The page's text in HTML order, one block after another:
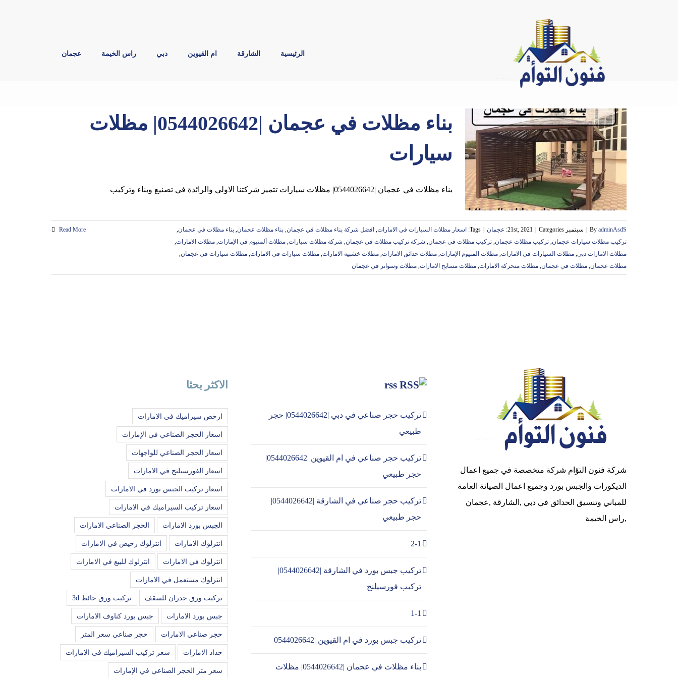
الرئيسية الشارقة ام القيوين دبي راس الخيمة عجمان
بناء مظلات في عجمان |0544026642| مظلات
سيارات
بناء مظلات في عجمان |0544026642| مظلات سيارات تتميز شركتنا الاولي والرائدة في تصنيع وبناء وتركيب
By adminAsdS سبتمبر 21st, 2021 Categories: عجمان Tags: اسعار مظلات السيارات في الامارات, افضل شركة بناء مظلات في عجمان, بناء مظلات عجمان, بناء مظلات في عجمان,
تركيب مظلات سيارات عجمان, تركيب مظلات عجمان, تركيب مظلات في عجمان, شركة تركيب مظلات في عجمان, شركة مظلات سيارات, مظلات ألمنيوم في الإمارات, مظلات الامارات,
مظلات الامارات دبي, مظلات السيارات في الامارات, مظلات المنيوم الإمارات, مظلات حدائق الامارات, مظلات خشبية الامارات, مظلات سيارات في الامارات, مظلات سيارات في عجمان,
مظلات عجمان, مظلات في عجمان, مظلات متحركة الامارات, مظلات مسابح الامارات, مظلات وسواتر في عجمان
Read More
شركة فنون التؤام شركة متخصصة في جميع اعمال
الديكورات والجبس بورد وجميع اعمال الصيانة العامة
للمباني وتنسيق الحدائق في دبي ,الشارقة ,عجمان
,راس الخيمة
rss
تركيب حجر صناعي في دبي |0544026642| حجر
طبيعي
تركيب حجر صناعي في ام القيوين |0544026642|
حجر طبيعي
تركيب حجر صناعي في الشارقة |0544026642|
حجر طبيعي
2-1
تركيب جبس بورد في الشارقة |0544026642|
تركيب فورسيلنج
1-1
تركيب جبس بورد في ام القيوين |0544026642
بناء مظلات في عجمان |0544026642| مظلات
الاكثر بحثا
ارخص سيراميك في الامارات
اسعار الحجر الصناعي في الإمارات
اسعار الحجر الصناعي للواجهات
اسعار الفورسيلنج في الامارات
اسعار تركيب الجبس بورد في الامارات
اسعار تركيب السيراميك في الامارات
الجبس بورد الامارات الحجر الصناعي الامارات
انترلوك الامارات انترلوك رخيص في الامارات
انترلوك في الامارات انترلوك للبيع في الامارات
انترلوك مستعمل في الامارات
تركيب ورق جدران للسقف تركيب ورق حائط 3d
جبس بورد الامارات جبس بورد كناوف الامارات
حجر صناعي الامارات حجر صناعي سعر المتر
حداد الامارات سعر تركيب السيراميك في الامارات
سعر متر الحجر الصناعي في الإمارات